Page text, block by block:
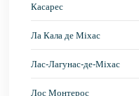
Касарес
Ла Кала де Міхас
Лас-Лагунас-де-Міхас
Лос Монтерос